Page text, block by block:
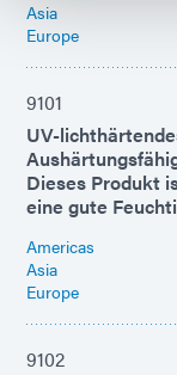
Asia
Europe
9101
UV-
Dieses Produkt
eine gute
Americas
Asia
Europe
9102